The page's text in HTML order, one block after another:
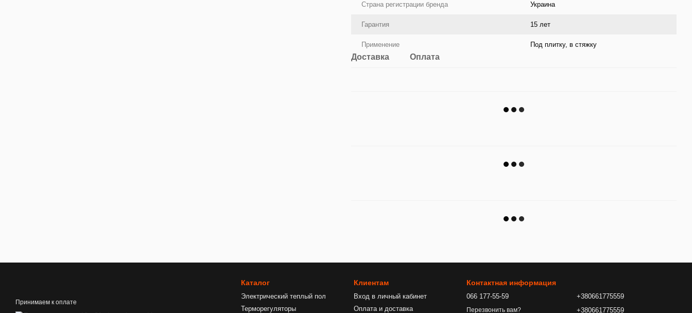
Страна регистрации бренда Украина
Гарантия 15 лет
Применение Под плитку, в стяжку
Доставка Оплата
Принимаем к оплате
Каталог
Электрический теплый пол
Терморегуляторы
Клиентам
Вход в личный кабинет
Оплата и доставка
Контактная информация
066 177-55-59
Перезвонить вам?
+380661775559
+380661775559